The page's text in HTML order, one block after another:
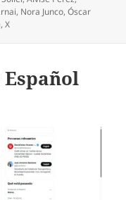
, Nora Junco,Óscar
,X